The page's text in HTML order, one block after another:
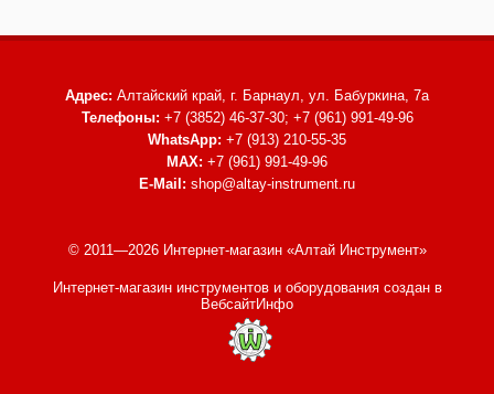
Адрес: Алтайский край, г. Барнаул, ул. Бабуркина, 7а
Телефоны: +7 (3852) 46-37-30; +7 (961) 991-49-96
WhatsApp: +7 (913) 210-55-35
MAX: +7 (961) 991-49-96
E-Mail: shop@altay-instrument.ru
© 2011—2026 Интернет-магазин «Алтай Инструмент»
Интернет-магазин инструментов и оборудованиясоздан в
ВебсайтИнфо